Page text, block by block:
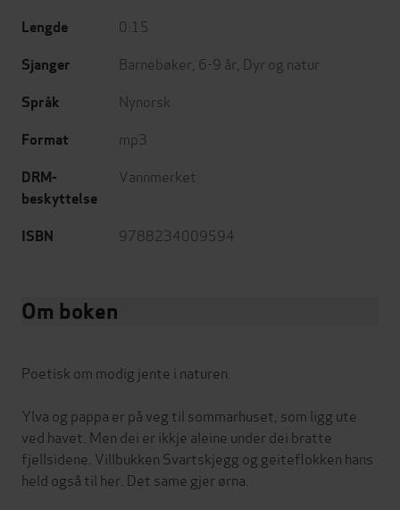
Lengde 0:15
Sjanger Barnebøker 6-9 år Dyr og natur
Språk Nynorsk
Format mp3
DRM-
beskyttelse
Vannmerket
ISBN 9788234009594
Om boken
Poetisk om modig jente i naturen.
Ylva og pappa er på veg til sommarhuset, som ligg ute
ved havet. Men dei er ikkje aleine under dei bratte
fjellsidene. Villbukken Svartskjegg og geiteflokken hans
held også til her. Det same gjer ørna.